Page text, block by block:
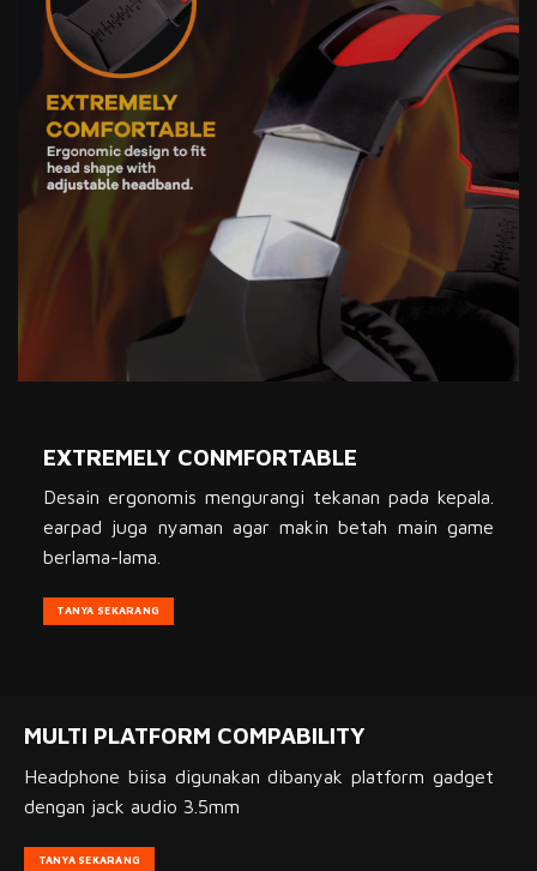
EXTREMELY CONMFORTABLE
Desain ergonomis mengurangi tekanan pada kepala.
earpad juga nyaman agar makin betah main game
berlama-lama.
TANYA SEKARANG
MULTI PLATFORM COMPABILITY
Headphone biisa digunakan dibanyak platform gadget
dengan jack audio 3.5mm
TANYA SEKARANG